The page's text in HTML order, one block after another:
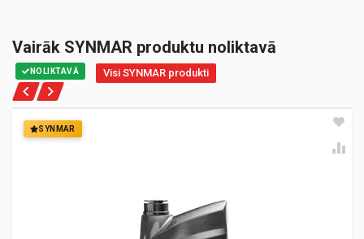
Vairāk SYNMAR produktu noliktavā
NOLIKTAVĀ Visi SYNMAR produkti
SYNMAR